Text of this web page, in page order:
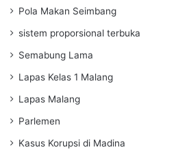
Pola Makan Seimbang
sistem proporsional terbuka
Semabung Lama
Lapas Kelas 1 Malang
Lapas Malang
Parlemen
Kasus Korupsi di Madina